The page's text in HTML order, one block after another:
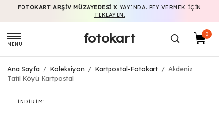
FOTOKART ARŞIV MÜZAYEDESI X YAYINDA. PEY VERMEK IÇIN
TIKLAYIN.
MENÜ fotokart 0
Ana Sayfa / Koleksiyon / Kartpostal-Fotokart / Akdeniz
Tatil Köyü Kartpostal
İNDIRIM!